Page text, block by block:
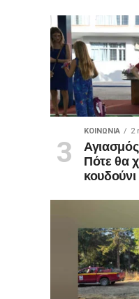
ΚΟΙΝΩΝΊΑ 2
Πότε θα
κουδούνι